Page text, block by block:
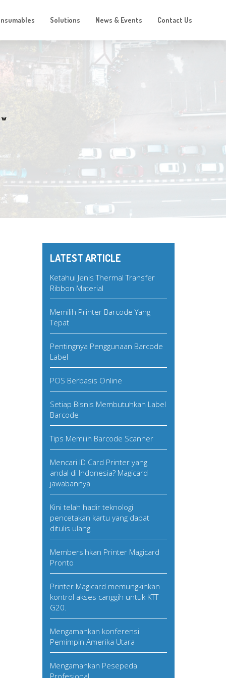
Solutions News & Events Contact Us
LATEST ARTICLE
Ketahui Jenis Thermal Transfer
Ribbon Material
Memilih Printer Barcode Yang
Tepat
Pentingnya Penggunaan Barcode
Label
POS Berbasis Online
Setiap Bisnis Membutuhkan Label
Barcode
Tips Memilih Barcode Scanner
Mencari ID Card Printer yang
andal di Indonesia? Magicard
jawabannya
Kini telah hadir teknologi
pencetakan kartu yang dapat
ditulis ulang
Membersihkan Printer Magicard
Pronto
Printer Magicard memungkinkan
kontrol akses canggih untuk KTT
G20.
Mengamankan konferensi
Pemimpin Amerika Utara
Mengamankan Pesepeda
Profesional